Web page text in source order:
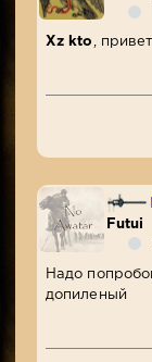
Xz kto ,
Futui
Надо
допиленый